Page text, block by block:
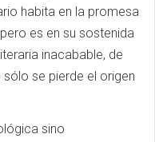
habita en la promesa
es en su sostenida
inacabable, de
se pierde el origen
sino